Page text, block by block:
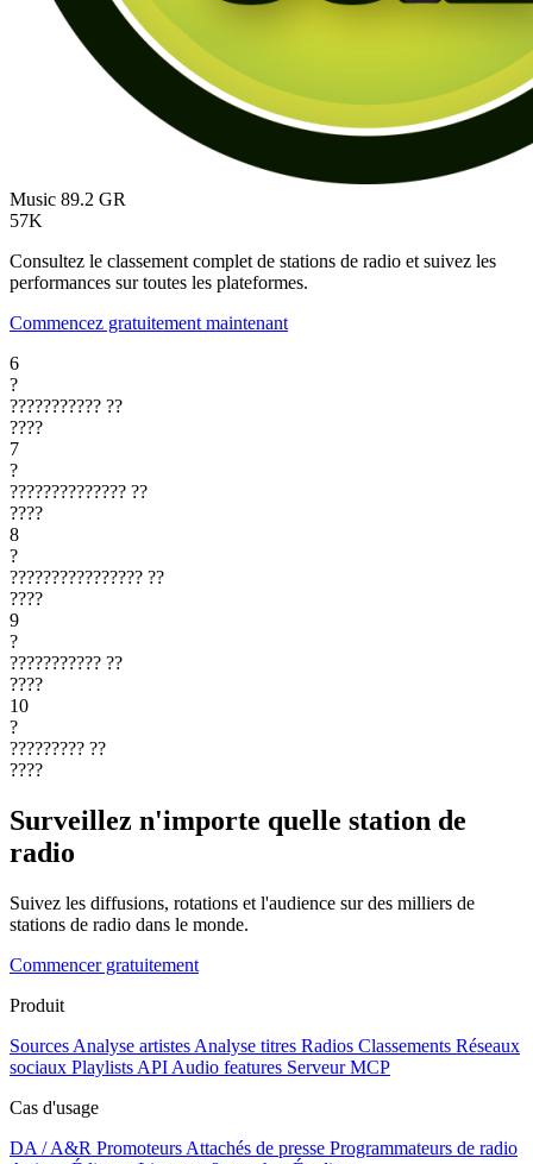
Music 89.2 GR
57K
Consultez le classement complet de stations de radio et suivez les
performances sur toutes les plateformes.
Commencez gratuitement maintenant
6
?
??????????? ??
????
7
?
?????????????? ??
????
8
?
???????????????? ??
????
9
?
??????????? ??
????
10
?
????????? ??
????
Surveillez n'importe quelle station de
radio
Suivez les diffusions, rotations et l'audience sur des milliers de
stations de radio dans le monde.
Commencer gratuitement
Produit
Sources Analyse artistes Analyse titres Radios Classements Réseaux
sociaux Playlists API Audio features Serveur MCP
Cas d'usage
DA / A&R Promoteurs Attachés de presse Programmateurs de radio